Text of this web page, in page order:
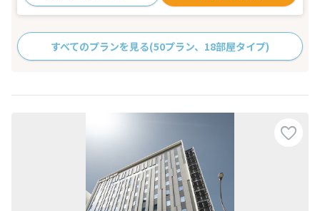
すべてのプランを見る(50プラン、18部屋タイプ)